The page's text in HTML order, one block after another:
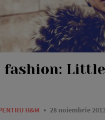
H&M 28 noiembrie